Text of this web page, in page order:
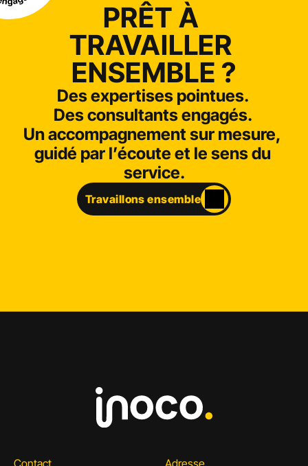
PRÊT À
TRAVAILLER
ENSEMBLE ?
Des expertises pointues.
Des consultants engagés.
Un accompagnement sur mesure,
guidé par l’écoute et le sens du
service.
Travaillons ensemble
Contact Adresse